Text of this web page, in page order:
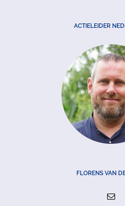
ACTIELEIDER
FLORENS VAN